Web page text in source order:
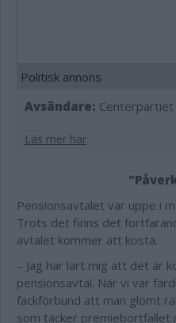
Politisk annons
Avsändare: Centerpartiet
Läs mer här
Pensionsavtalet var uppe i
Trots det finns det
avtalet kommer att kosta.
– Jag har lärt mig att det är
pensionsavtal. När vi var
fackförbund att man glömt
som täcker premiebortfallet